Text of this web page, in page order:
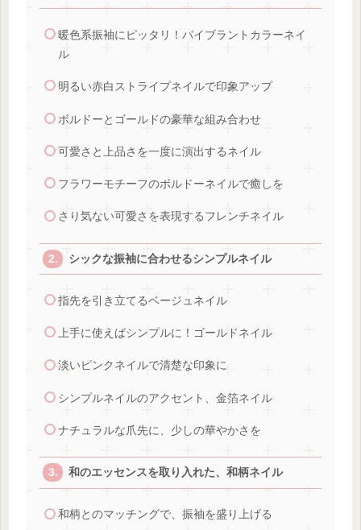
暖色系振袖にピッタリ！バイブラントカラーネイ
ル
明るい赤白ストライプネイルで印象アップ
ボルドーとゴールドの豪華な組み合わせ
可愛さと上品さを一度に演出するネイル
フラワーモチーフのボルドーネイルで癒しを
さり気ない可愛さを表現するフレンチネイル
シックな振袖に合わせるシンプルネイル
指先を引き立てるベージュネイル
上手に使えばシンプルに！ゴールドネイル
淡いピンクネイルで清楚な印象に
シンプルネイルのアクセント、金箔ネイル
ナチュラルな爪先に、少しの華やかさを
和のエッセンスを取り入れた、和柄ネイル
和柄とのマッチングで、振袖を盛り上げる